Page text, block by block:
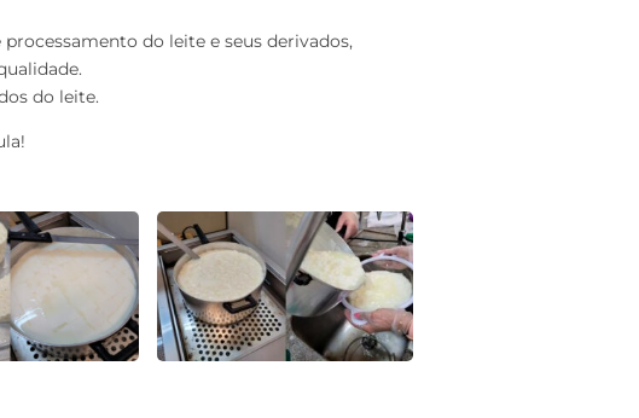
do leite e seus derivados,
do leite.